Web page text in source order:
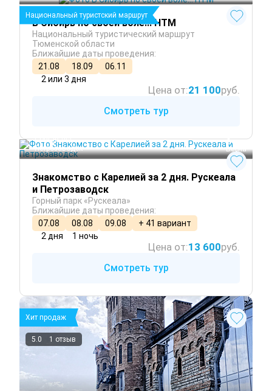
Национальный туристский маршрут
В Сибирь по своей воле... НТМ
Национальный туристический маршрут
Тюменской области
Ближайшие даты проведения:
21.08
18.09
06.11
2 или 3 дня
Цена от:21 100руб.
Смотреть тур
Сортавала
Петрозаводск
Осень
Весна
Знакомство с Карелией за 2 дня. Рускеала
и Петрозаводск
Горный парк «Рускеала»
Ближайшие даты проведения:
07.08
08.08 09.08
+ 41 вариант
2 дня
1 ночь
Цена от:13 600руб.
Смотреть тур
Хит продаж
5.0 1 отзыв